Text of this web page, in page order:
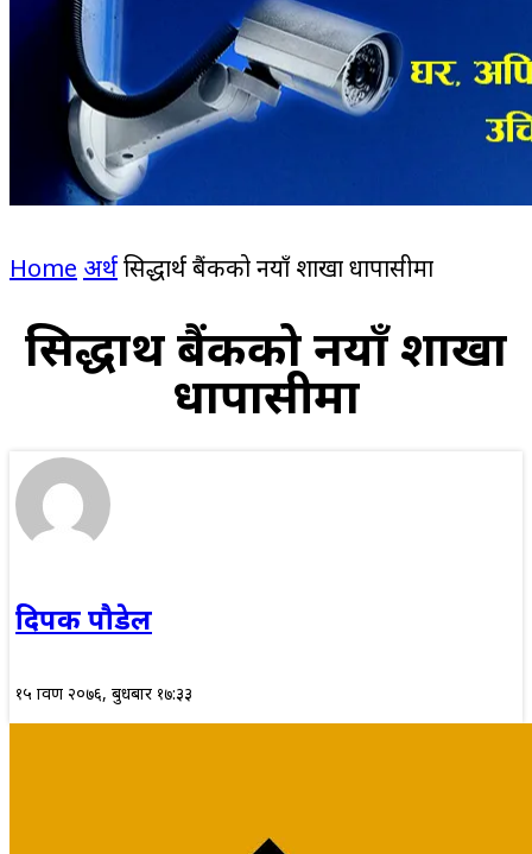
Home अर्थसिद्धार्थ बैंकको नयाँ शाखा धापासीमा
सिद्धार्थ बैंकको नयाँ शाखा
धापासीमा
दिपक पौडेल
१५ श्रावण २०७६, बुधबार १७:३३